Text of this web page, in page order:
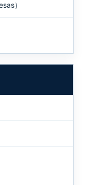
）